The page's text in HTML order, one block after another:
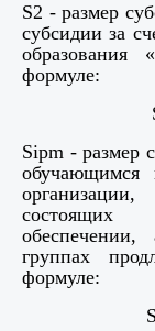
S2 - размер
субсидии за
образования
формуле:
Sipm - размер
обучающимся
состоящих
группах
формуле: